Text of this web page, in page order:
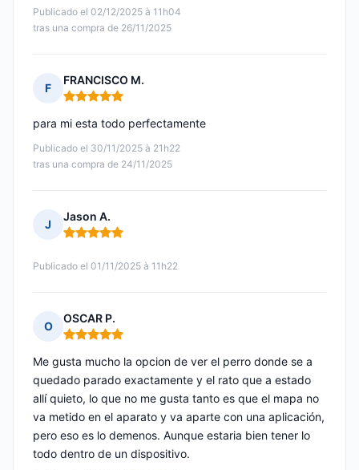
Publicado el 02/12/2025 à 11h04
tras una compra de 26/11/2025
F
FRANCISCO M.
Nota: 5 de 5
Publicado el 30/11/2025 à 21h22
tras una compra de 24/11/2025
para mi esta todo perfectamente
J
Jason A.
Nota: 5 de 5
Publicado el 01/11/2025 à 11h22
O
OSCAR P.
Nota: 5 de 5
Me gusta mucho la opcion de ver el perro donde se a
quedado parado exactamente y el rato que a estado
allí quieto, lo que no me gusta tanto es que el mapa no
va metido en el aparato y va aparte con una aplicación,
pero eso es lo demenos. Aunque estaria bien tener lo
todo dentro de un dispositivo.